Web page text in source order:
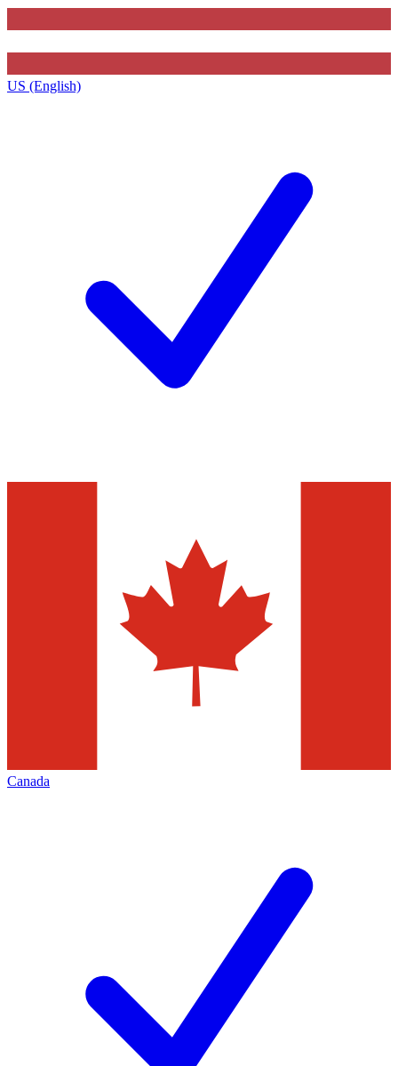
US (English)
Canada